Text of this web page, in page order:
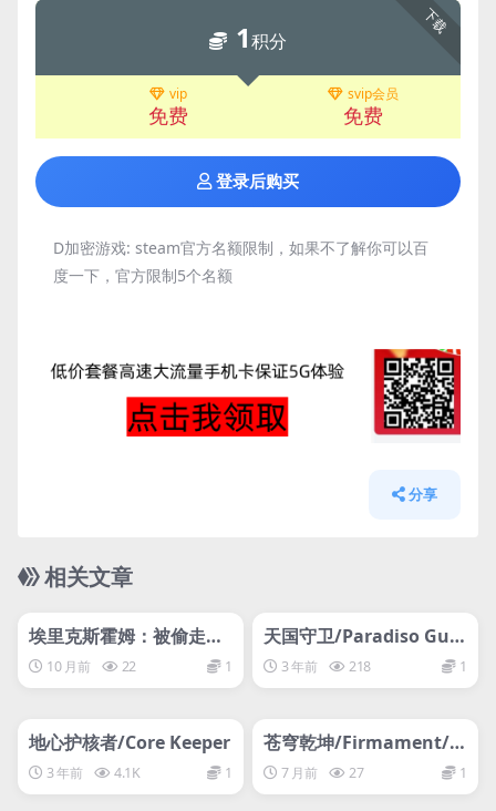
下载
1积分
vip
免费
svip会员
免费
登录后购买
D加密游戏: steam官方名额限制，如果不了解你可以百
度一下，官方限制5个名额
分享
相关文章
网盘下载游戏
埃里克斯霍姆：被偷走的
梦/Eriksholm: The Stol
en Dream
10 月前 22 1
网盘下载游戏
天国守卫/Paradiso Gua
rdia3 年前 218 1
网盘下载游戏
地心护核者/Core Keeper
3 年前 4.1K 1
网盘下载游戏
苍穹乾坤/Firmament/支
持VR
7 月前 27 1